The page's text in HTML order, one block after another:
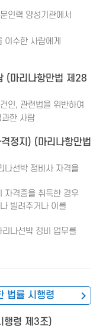
인력 양성기관에서
수한 사람에게
(마리나항만법 제28
인, 관련법을 위반하여
한 사람
정지) (마리나항만법
나선박 정비사 자격을
자격증을 취득한 경우
빌려주거나 이를
나선박 정비 업무를
법률 시행령
행령 제3조)